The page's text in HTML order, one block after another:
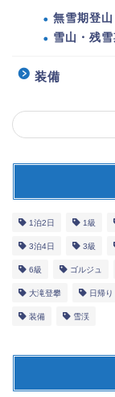
無雪期登山
雪山・残
装備
1泊2日 1級
3泊4日 3級
6級 ゴルジュ
大滝登攀 日帰り
装備 雪渓